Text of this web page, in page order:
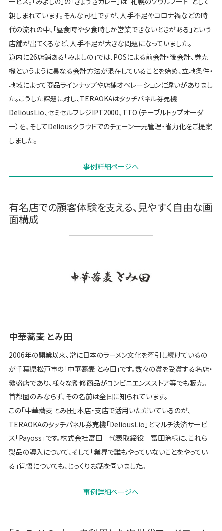
親しまれています。そんな同社ですが、人手不足やコロナ禍などの時
代の流れの中、「昼食時や夕食時しか営業できないときがある」という
店舗が出てくるなど、人手不足が大きな問題になっていました。
道内に26店舗ある「みよしの」では、POSによる前会計・後会計、券売
機というように異なる会計方法が混在していることを始め、立地条件・
地域によって商品ラインナップや店舗オペレーションに違いがありまし
た。こうした課題に対し、TERAOKAはタッチパネル券売機
DeliousLio、セミセルフレジIPT2000、TTO（テーブルトップオーダ
ー）を、そしてDeliousクラウドでのチェーン一元管理・省力化をご提案
しました。
事例詳細ページへ
有名店での顧客体験を支える、見やすく自由な画
面構成
中華蕎麦 とみ田
2006年の開業以来、常に日本のラーメン文化を牽引し続けているの
が千葉県松戸市の「中華蕎麦 とみ田」です。数々の賞を受賞する名店・
繁盛店であり、様々な監修商品がコンビニエンスストア等でも販売。
首都圏のみならず、その名前は全国に知られています。
この「中華蕎麦 とみ田」本店・支店で活用いただいているのが、
TERAOKAのタッチパネル券売機「DeliousLio」とマルチ決済サービ
ス「Payoss」です。株式会社富田 代表取締役 富田治様に、これら
製品の導入について、そして「業界で誰もやっていないことをやってい
る」覚悟についても、じっくりお話を伺いました。
事例詳細ページへ